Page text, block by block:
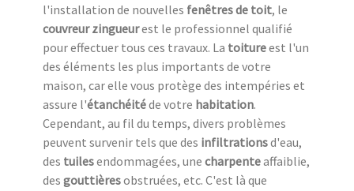
l'installation de nouvelles fenêtres de toit, le
couvreur zingueurest le professionnel qualifié
pour effectuer tous ces travaux. La toitureest l'un
des éléments les plus importants de votre
maison, car elle vous protège des intempéries et
assure l'étanchéitéde votre habitation.
Cependant, au fil du temps, divers problèmes
peuvent survenir tels que des infiltrationsd'eau,
des tuilesendommagées, une charpenteaffaiblie,
des gouttièresobstruées, etc. C'est là que